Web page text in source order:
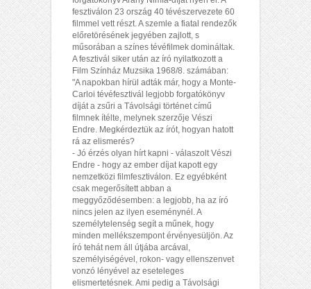
fesztiválon 23 ország 40 tévészervezete 60
filmmel vett részt. A szemle a fiatal rendezők
előretörésének jegyében zajlott, s
műsorában a színes tévéfilmek domináltak.
A fesztivál siker után az író nyilatkozott a
Film Színház Muzsika 1968/8. számában:
"A napokban hírül adták már, hogy a Monte-
Carloi tévéfesztivál legjobb forgatókönyv
díját a zsűri a Távolsági történet című
filmnek ítélte, melynek szerzője Vészi
Endre. Megkérdeztük az írót, hogyan hatott
rá az elismerés?
- Jó érzés olyan hírt kapni - válaszolt Vészi
Endre - hogy az ember díjat kapott egy
nemzetközi filmfesztiválon. Ez egyébként
csak megerősített abban a
meggyőződésemben: a legjobb, ha az író
nincs jelen az ilyen eseménynél. A
személytelenség segít a műnek, hogy
minden mellékszempont érvényesüljön. Az
író tehát nem áll útjába arcával,
személyiségével, rokon- vagy ellenszenvet
vonzó lényével az eseteleges
elismertetésnek. Ami pedig a Távolsági